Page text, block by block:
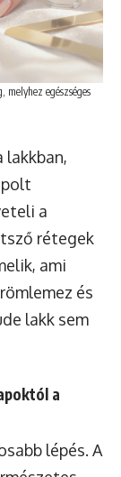
melyhez egészséges
lakkban,
a
rétegek
ami
és
lakk sem
a
lépés. A